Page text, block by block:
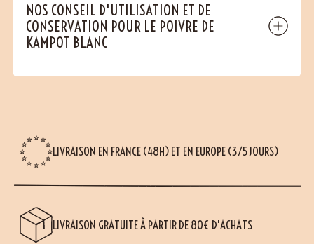
NOS CONSEIL D'UTILISATION ET DE
CONSERVATION POUR LE POIVRE DE
KAMPOT BLANC
LIVRAISON EN FRANCE (48H) ET EN EUROPE (3/5 JOURS)
LIVRAISON GRATUITE À PARTIR DE 80€ D'ACHATS